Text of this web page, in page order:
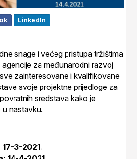
LinkedIn
snage i većeg pristupa tržištima
za međunarodni razvoj
zainteresovane i kvalifikovane
svoje projektne prijedloge za
sredstava kako je
u nastavku.
3-2021.